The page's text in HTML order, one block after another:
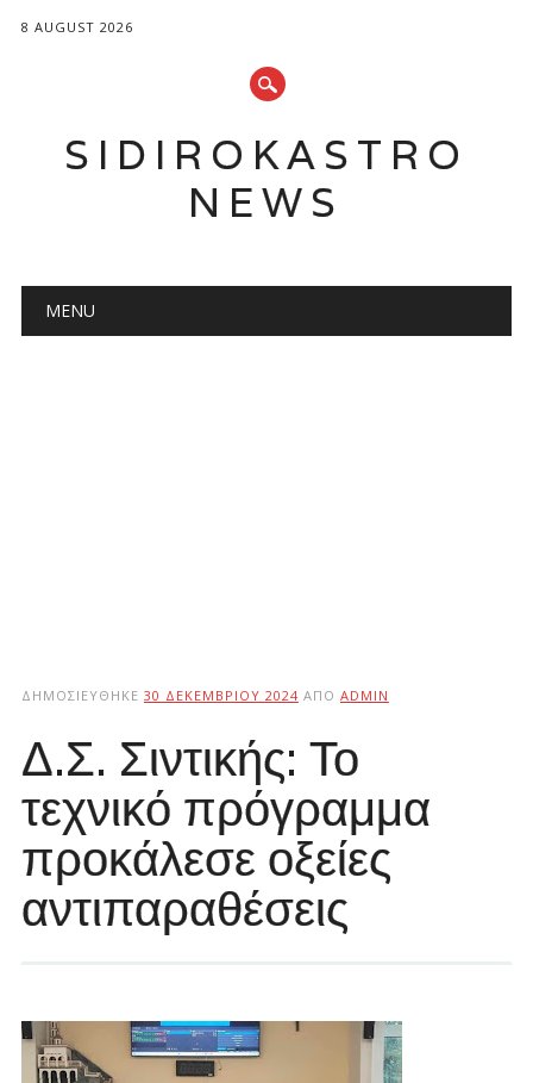
8 AUGUST 2026
SIDIROKASTRO
NEWS
Main menu
MENU
ΔΗΜΟΣΙΕΎΘΗΚΕ 30 ΔΕΚΕΜΒΡΊΟΥ 2024 ΑΠΌ ADMIN
Δ.Σ. Σιντικής: Το
τεχνικό πρόγραμμα
προκάλεσε οξείες
αντιπαραθέσεις